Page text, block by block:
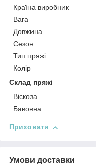
Країна виробник
Вага
Довжина
Сезон
Тип пряжі
Колір
Склад пряжі
Віскоза
Бавовна
Приховати
Умови доставки